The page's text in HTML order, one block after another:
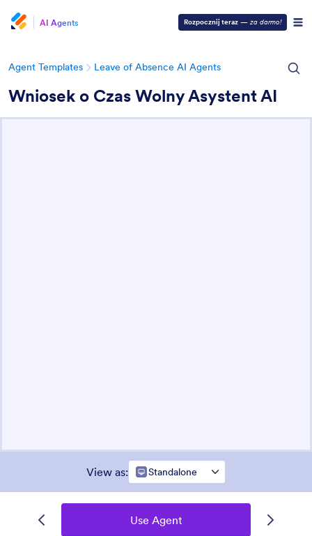
AI Agents Rozpocznij teraz — za darmo!
Agent Templates Leave of Absence AI Agents
Wniosek o Czas Wolny Asystent AI
View as: Standalone
Use Agent